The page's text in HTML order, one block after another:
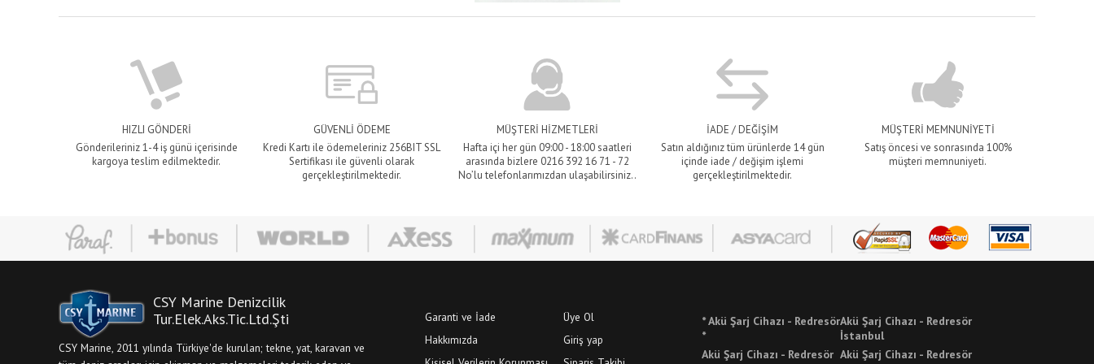
HIZLI GÖNDERİ
Gönderileriniz 1-4 iş günü içerisinde
kargoya teslim edilmektedir.
GÜVENLİ ÖDEME
Kredi Kartı ile ödemeleriniz 256BIT SSL
Sertifikası ile güvenli olarak
gerçekleştirilmektedir.
MÜŞTERİ HİZMETLERİ
Hafta içi her gün 09:00 - 18:00 saatleri
arasında bizlere 0216 392 16 71 - 72
No’lu telefonlarımızdan ulaşabilirsiniz..
İADE / DEĞİŞİM
Satın aldığınız tüm ürünlerde 14 gün
içinde iade / değişim işlemi
gerçekleştirilmektedir.
MÜŞTERİ MEMNUNİYETİ
Satış öncesi ve sonrasında 100%
müşteri memnuniyeti.
CSY Marine Denizcilik
Tur.Elek.Aks.Tic.Ltd.Şti
CSY Marine, 2011 yılında Türkiye'de kurulan; tekne, yat, karavan ve
Garanti ve İade
Hakkımızda
Üye Ol
Giriş yap
* Akü Şarj Cihazı - Redresör
*
Akü Şarj Cihazı - Redresör
Akü Şarj Cihazı - Redresör
İstanbul
Akü Şarj Cihazı - Redresör